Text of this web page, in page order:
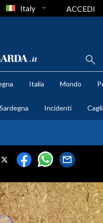
Italy ACCEDI
Italia Mondo
Incidenti